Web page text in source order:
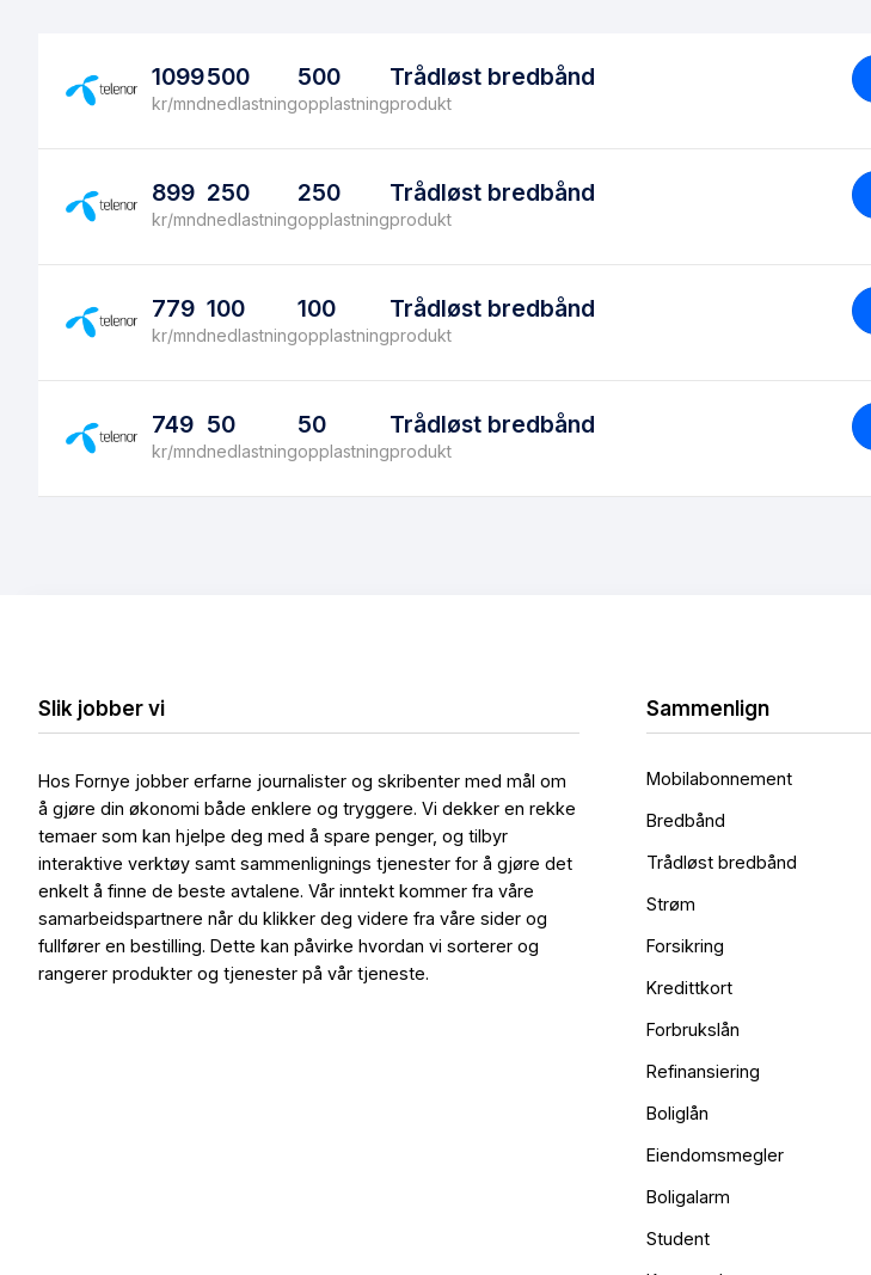
1099
kr/mnd
500
nedlastning
500
opplastning
Trådløst bredbånd
produkt
899
kr/mnd
250
nedlastning
250
opplastning
Trådløst bredbånd
produkt
779
kr/mnd
100
nedlastning
100
opplastning
Trådløst bredbånd
produkt
749
kr/mnd
50
nedlastning
50
opplastning
Trådløst bredbånd
produkt
Slik jobber vi
Hos Fornye jobber erfarne journalister og skribenter med mål om
å gjøre din økonomi både enklere og tryggere. Vi dekker en rekke
temaer som kan hjelpe deg med å spare penger, og tilbyr
interaktive verktøy samt sammenlignings tjenester for å gjøre det
enkelt å finne de beste avtalene. Vår inntekt kommer fra våre
samarbeidspartnere når du klikker deg videre fra våre sider og
fullfører en bestilling. Dette kan påvirke hvordan vi sorterer og
rangerer produkter og tjenester på vår tjeneste.
Sammenlign
Mobilabonnement
Bredbånd
Trådløst bredbånd
Strøm
Forsikring
Kredittkort
Forbrukslån
Refinansiering
Boliglån
Eiendomsmegler
Boligalarm
Student